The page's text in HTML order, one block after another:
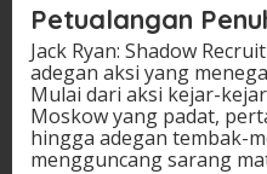
Petualangan
Jack Ryan: Shadow
adegan aksi yang
Mulai dari aksi kejar-
Moskow yang padat,
hingga adegan tembak-
mengguncang sarang